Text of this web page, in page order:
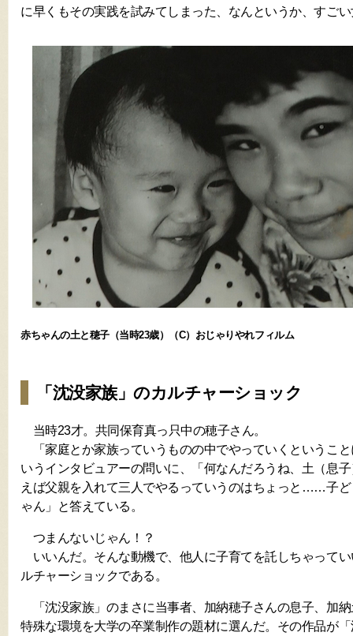
に早くもその実践を試みてしまった、なんというか、すご
赤ちゃんの土と穂子（当時23歳）（C）おじゃりやれフィルム
「沈没家族」のカルチャーショック
当時23才。共同保育真っ只中の穂子さん。
「家庭とか家族っていうものの中でやっていくというこ
いうインタビュアーの問いに、「何なんだろうね、土（息
えば父親を入れて三人でやるっていうのはちょっと……子
ゃん」と答えている。
つまんないじゃん！？
いいんだ。そんな動機で、他人に子育てを託しちゃって
ルチャーショックである。
「沈没家族」のまさに当事者、加納穂子さんの息子、加
特殊な環境を大学の卒業制作の題材に選んだ。その作品が